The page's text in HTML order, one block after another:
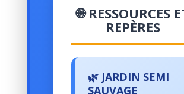
🌐 RESSOURCES
REPÈRES
🌿 JARDIN SEMI
SAUVAGE